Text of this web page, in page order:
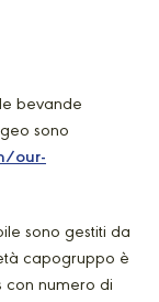
bevande
sono
our-
sono gestiti da
capogruppo è
con numero di